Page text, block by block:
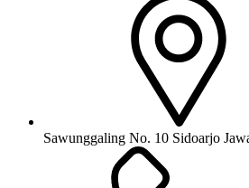
Sawunggaling No. 10 Sidoarjo